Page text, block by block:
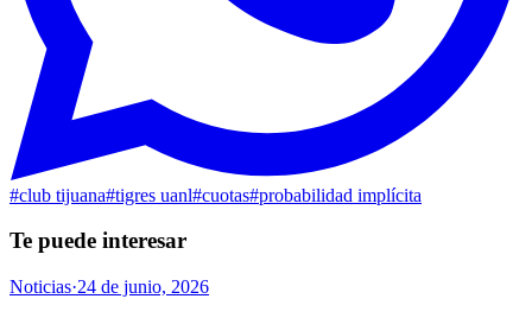
#club tijuana#tigres uanl#cuotas#probabilidad implícita
Te puede interesar
Noticias·24 de junio, 2026